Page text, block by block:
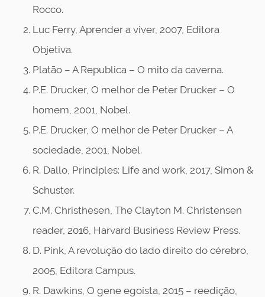
Rocco.
Luc Ferry, Aprender a viver, 2007, Editora
Objetiva.
Platão – A Republica – O mito da caverna.
P.E. Drucker, O melhor de Peter Drucker – O
homem, 2001, Nobel.
P.E. Drucker, O melhor de Peter Drucker – A
sociedade, 2001, Nobel.
R. Dallo, Principles: Life and work, 2017, Simon &
Schuster.
C.M. Christhesen, The Clayton M. Christensen
reader, 2016, Harvard Business Review Press.
D. Pink, A revolução do lado direito do cérebro,
2005, Editora Campus.
R. Dawkins, O gene egoísta, 2015 – reedição,